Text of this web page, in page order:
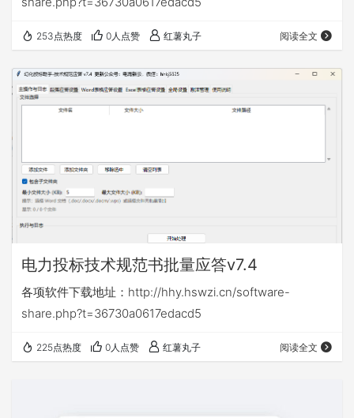
253点热度 0人点赞 红薯丸子 阅读全文
电力投标技术规范书批量应答v7.4
各项软件下载地址：http://hhy.hswzi.cn/software-
share.php?t=36730a0617edacd5
225点热度 0人点赞 红薯丸子 阅读全文